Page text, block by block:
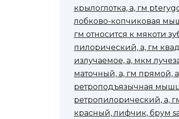
крылоглотка, а, гм
лобково-копчиковая
гм относится к мякоти
пилорический, а, гм
излучаемое, а, мкм
маточный, а, гм прямой,
ретроподъязычная
ретропилорический, а,
красный, лифчик, брум